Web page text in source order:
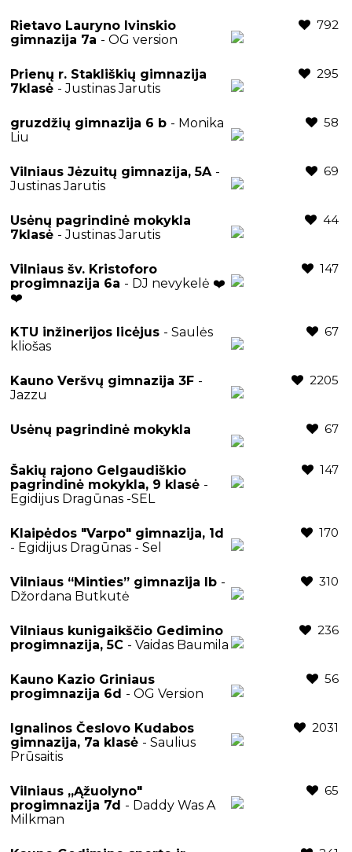
Rietavo Lauryno Ivinskio
gimnazija 7a - OG version
792
Prienų r. Stakliškių gimnazija
7klasė - Justinas Jarutis
295
gruzdžių gimnazija 6 b - Monika
Liu
58
Vilniaus Jėzuitų gimnazija, 5A -
Justinas Jarutis
69
Usėnų pagrindinė mokykla
7klasė - Justinas Jarutis
44
Vilniaus šv. Kristoforo
progimnazija 6a - DJ nevykelė ❤️
❤️
147
KTU inžinerijos licėjus - Saulės
kliošas
67
Kauno Veršvų gimnazija 3F -
Jazzu
2205
Usėnų pagrindinė mokykla 67
Šakių rajono Gelgaudiškio
pagrindinė mokykla, 9 klasė -
Egidijus Dragūnas -SEL
147
Klaipėdos "Varpo" gimnazija, 1d
- Egidijus Dragūnas - Sel
170
Vilniaus “Minties” gimnazija Ib -
Džordana Butkutė
310
Vilniaus kunigaikščio Gedimino
progimnazija, 5C - Vaidas Baumila
236
Kauno Kazio Griniaus
progimnazija 6d - OG Version
56
Ignalinos Česlovo Kudabos
gimnazija, 7a klasė - Saulius
Prūsaitis
2031
Vilniaus „Ąžuolyno"
progimnazija 7d - Daddy Was A
Milkman
65